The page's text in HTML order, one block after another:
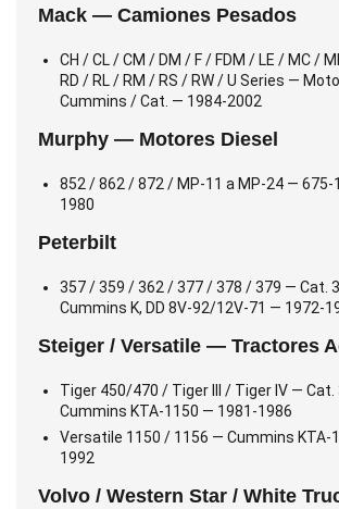
Mack — Camiones Pesados
CH / CL / CM / DM / F / FDM / LE / MC /
RD / RL / RM / RS / RW / U Series —
Cummins / Cat. — 1984-2002
Murphy — Motores Diesel
852 / 862 / 872 / MP-11 a MP-24 —
1980
Peterbilt
357 / 359 / 362 / 377 / 378 / 379 — Cat.
Cummins K, DD 8V-92/12V-71 — 1972-
Steiger / Versatile — Tractores
Tiger 450/470 / Tiger III / Tiger IV — Cat.
Cummins KTA-1150 — 1981-1986
Versatile 1150 / 1156 — Cummins KTA-
1992
Volvo / Western Star / White